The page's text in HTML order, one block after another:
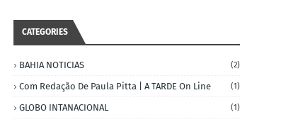
CATEGORIES
BAHIA NOTICIAS (2)
Com Redação De Paula Pitta | A TARDE On Line (1)
GLOBO INTANACIONAL (1)